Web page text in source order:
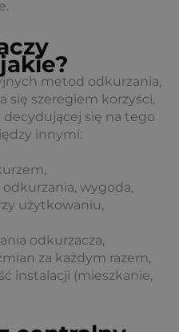
metod odkurzania,
się szeregiem korzyści,
się na tego
innymi:
odkurzania, wygoda,
użytkowaniu,
odkurzacza,
za każdym razem,
instalacji (mieszkanie,